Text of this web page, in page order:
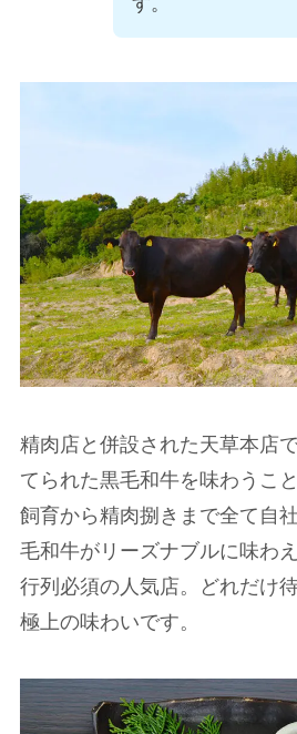
精肉店と併設された天草本店
てられた黒毛和牛を味わうこ
飼育から精肉捌きまで全て自
毛和牛がリーズナブルに味わ
行列必須の人気店。どれだけ
極上の味わいです。